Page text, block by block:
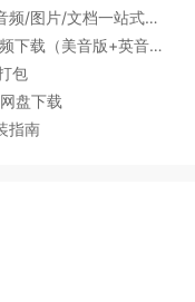
FormatMaster全能格式转换器：视频/音频/图片/文档一站式搞定
新概念英语1 第一册 pdf+mp3音频+视频下载（美音版+英音版）
包
盘下载
指南